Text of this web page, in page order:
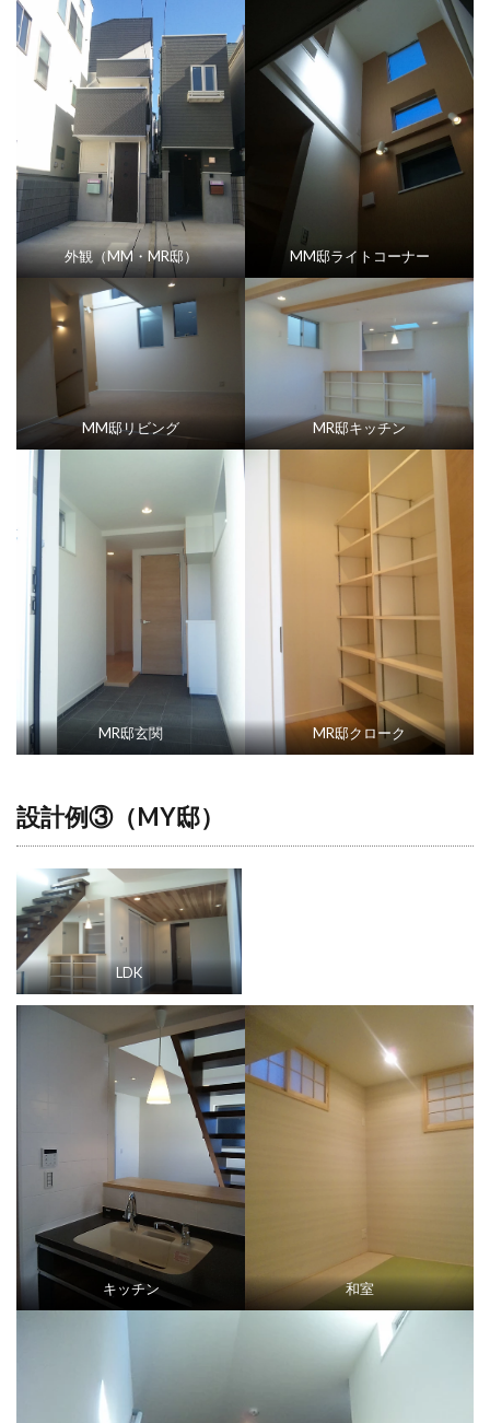
外観（MM・MR邸） MM邸ライトコーナー
MM邸リビング MR邸キッチン
MR邸玄関 MR邸クローク
設計例③（MY邸）
LDK
キッチン 和室